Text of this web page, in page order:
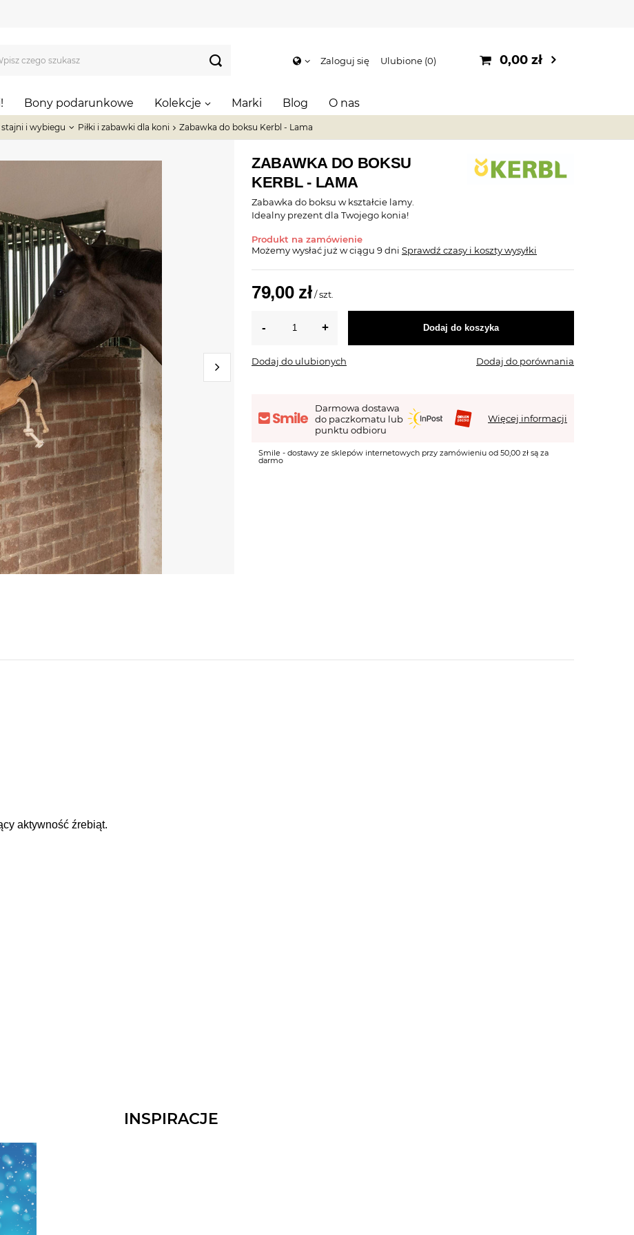
Zaloguj się Ulubione 0 0,00 zł
Bony podarunkowe Kolekcje Marki Blog O nas
i wybiegu Piłki i zabawki dla koni Zabawka do boksu Kerbl - Lama
ZABAWKA DO BOKSU
KERBL - LAMA
Zabawka do boksu w kształcie lamy.
Idealny prezent dla Twojego konia!
Produkt na zamówienie
Możemy wysłać już w ciągu 9 dni Sprawdź czasy i koszty wysyłki
79,00 zł /szt.
Dodaj do koszyka
Dodaj do ulubionych Dodaj do porównania
Darmowa dostawa
do paczkomatu lub
punktu odbioru
Więcej informacji
Smile - dostawy ze sklepów internetowych przy zamówieniu od 50,00 zł są za
darmo
aktywność źrebiąt.
INSPIRACJE